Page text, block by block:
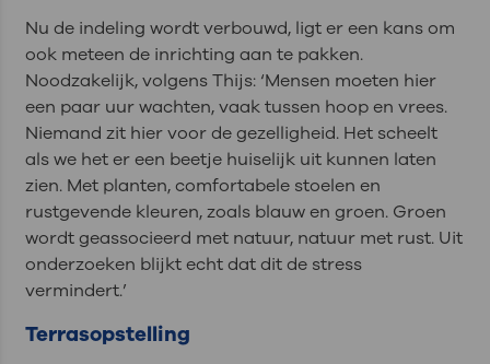
Nu de indeling wordt verbouwd, ligt er een kans om
ook meteen de inrichting aan te pakken.
Noodzakelijk, volgens Thijs: ‘Mensen moeten hier
een paar uur wachten, vaak tussen hoop en vrees.
Niemand zit hier voor de gezelligheid. Het scheelt
als we het er een beetje huiselijk uit kunnen laten
zien. Met planten, comfortabele stoelen en
rustgevende kleuren, zoals blauw en groen. Groen
wordt geassocieerd met natuur, natuur met rust. Uit
onderzoeken blijkt echt dat dit de stress
vermindert.’
Terrasopstelling